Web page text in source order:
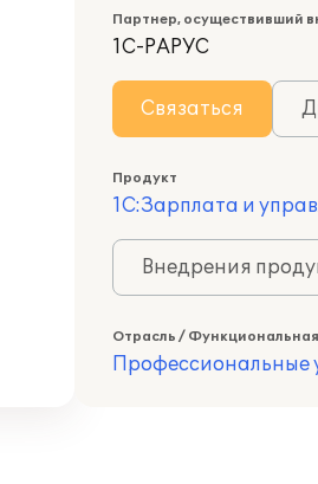
Партнер, осуществивший
1С-РАРУС
Связаться
Продукт
1С:Зарплата и
Внедрения
Отрасль /
Профессиональные